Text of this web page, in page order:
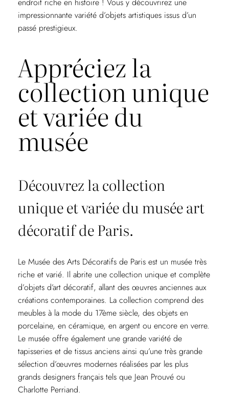
impressionnante variété d’objets artistiques issus d’un
passé prestigieux.
Appréciez la
collection unique
et variée du
musée
Découvrez la collection
unique et variée du musée art
décoratif de Paris.
Le Musée des Arts Décoratifs de Paris est un musée très
riche et varié. Il abrite une collection unique et complète
d’objets d’art décoratif, allant des œuvres anciennes aux
créations contemporaines. La collection comprend des
meubles à la mode du 17ème siècle, des objets en
porcelaine, en céramique, en argent ou encore en verre.
Le musée offre également une grande variété de
tapisseries et de tissus anciens ainsi qu’une très grande
sélection d’œuvres modernes réalisées par les plus
grands designers français tels que Jean Prouvé ou
Charlotte Perriand.